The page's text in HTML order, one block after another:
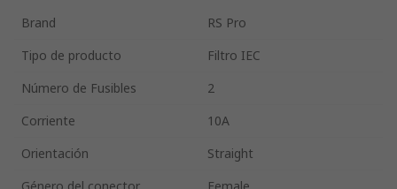
Brand
RS Pro
Tipo de producto
Filtro IEC
Número de Fusibles
2
Corriente
10A
Orientación
Straight
Género del conector
Female